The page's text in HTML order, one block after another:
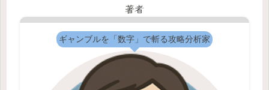
著者
ギャンブルを「数字」で斬る攻略分析家